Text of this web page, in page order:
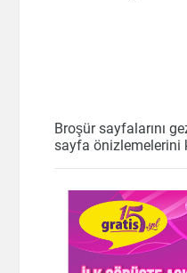
Broşür sayfalarını
sayfa önizlemelerini